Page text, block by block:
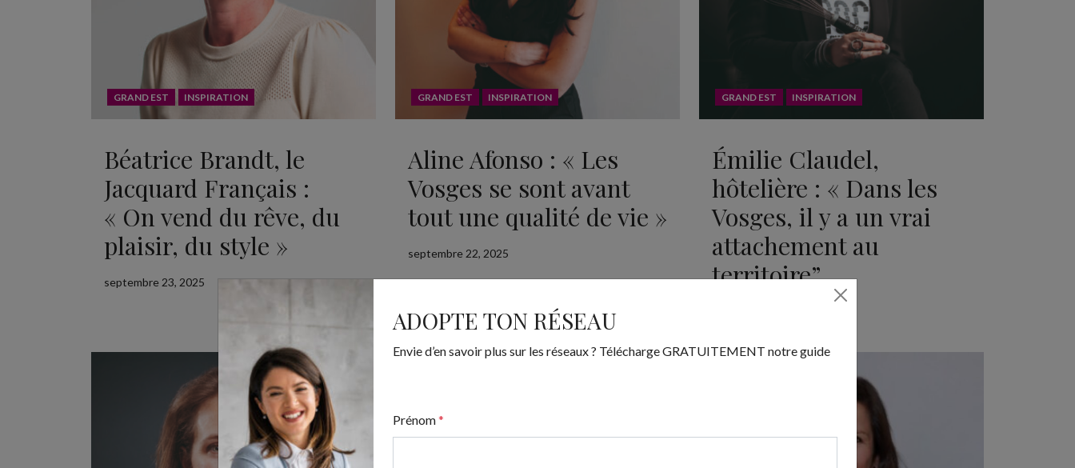
ADOPTE TON RÉSEAU
Envie d’en savoir plus sur les réseaux ? Télécharge GRATUITEMENT notre guide
Prénom*
GRAND EST INSPIRATION
Béatrice Brandt, le
Jacquard Français :
« On vend du rêve, du
plaisir, du style »
septembre 23, 2025
GRAND EST INSPIRATION
Aline Afonso : « Les
Vosges se sont avant
tout une qualité de vie »
septembre 22, 2025
GRAND EST INSPIRATION
Émilie Claudel,
hôtelière : « Dans les
Vosges, il y a un vrai
attachement au
territoire”